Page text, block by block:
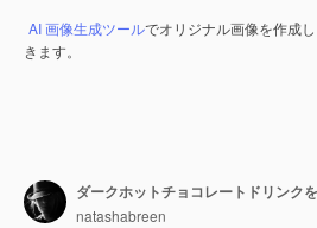
AI 画像生成ツールでオリジナル画像を作成し
きます。
ダークホットチョコレートドリンク
natashabreen